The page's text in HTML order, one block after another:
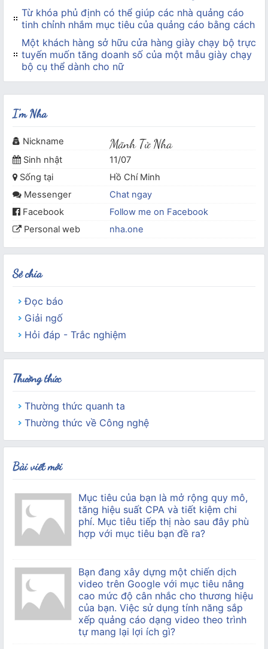
Từ khóa phủ định có thể giúp các nhà quảng cáo
tinh chỉnh nhắm mục tiêu của quảng cáo bằng cách
Một khách hàng sở hữu cửa hàng giày chạy bộ trực
tuyến muốn tăng doanh số của một mẫu giày chạy
bộ cụ thể dành cho nữ
I'm Nha
Nickname Mãnh Tử Nha
Sinh nhật
11/07
Sống tại
Hồ Chí Minh
Messenger
Chat ngay
Facebook
Follow me on Facebook
Personal web
nha.one
Sẻ chia
Đọc báo
Giải ngố
Hỏi đáp - Trắc nghiệm
Thường thức
Thường thức quanh ta
Thường thức về Công nghệ
Bài viết mới
Mục tiêu của bạn là mở rộng quy mô,
tăng hiệu suất CPA và tiết kiệm chi
phí. Mục tiêu tiếp thị nào sau đây phù
hợp với mục tiêu bạn đề ra?
Bạn đang xây dựng một chiến dịch
video trên Google với mục tiêu nâng
cao mức độ cân nhắc cho thương hiệu
của bạn. Việc sử dụng tính năng sắp
xếp quảng cáo dạng video theo trình
tự mang lại lợi ích gì?